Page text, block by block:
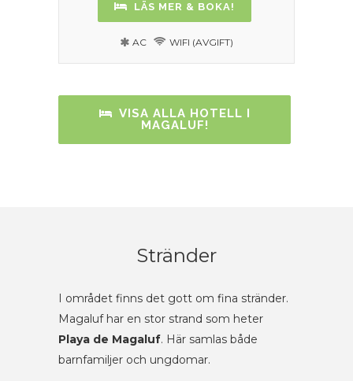
LÄS MER & BOKA!
AC WIFI (AVGIFT)
VISA ALLA HOTELL I
MAGALUF!
Stränder
I området finns det gott om fina stränder.
Magaluf har en stor strand som heter
Playa de Magaluf. Här samlas både
barnfamiljer och ungdomar.